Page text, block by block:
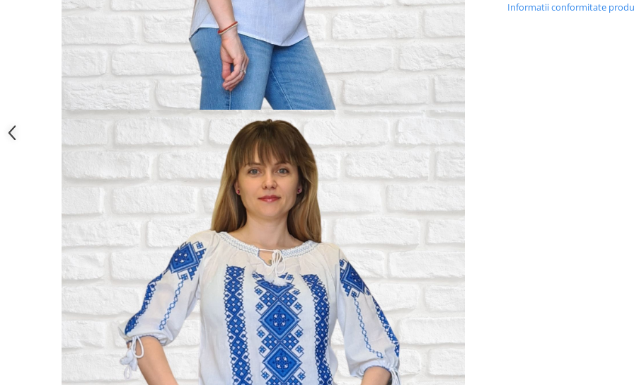
Informatii conformitate